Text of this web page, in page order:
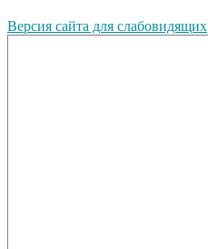
Версия сайта для слабовидящих